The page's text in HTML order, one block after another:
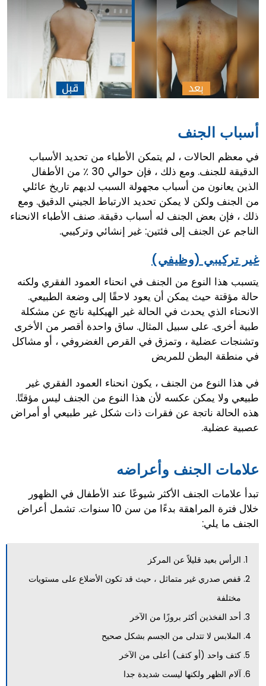
أسباب الجنف
في معظم الحالات ، لم يتمكن الأطباء من تحديد الأسباب
الدقيقة للجنف. ومع ذلك ، فإن حوالي 30 ٪ من الأطفال
الذين يعانون من أسباب مجهولة السبب لديهم تاريخ عائلي
من الجنف ولكن لا يمكن تحديد الارتباط الجيني الدقيق. ومع
ذلك ، فإن بعض الجنف له أسباب دقيقة. صنف الأطباء الانحناء
الناجم عن الجنف إلى فئتين: غير إنشائي وتركيبي.
غير تركيبي (وظيفي)
يتسبب هذا النوع من الجنف في انحناء العمود الفقري ولكنه
حالة مؤقتة حيث يمكن أن يعود لاحقًا إلى وضعة الطبيعي.
الانحناء الذي يحدث في الحالة غير الهيكلية ناتج عن مشكلة
طبية أخرى. على سبيل المثال. ساق واحدة أقصر من الأخرى
وتشنجات عضلية ، وتمزق في القرص الغضروفي ، أو مشاكل
في منطقة البطن للمريض
في هذا النوع من الجنف ، يكون انحناء العمود الفقري غير
طبيعي ولا يمكن عكسه لأن هذا النوع من الجنف ليس مؤقتًا.
هذه الحالة ناتجة عن فقرات ذات شكل غير طبيعي أو أمراض
عصبية عضلية.
علامات الجنف وأعراضه
تبدأ علامات الجنف الأكثر شيوعًا عند الأطفال في الظهور
خلال فترة المراهقة بدءًا من سن 10 سنوات. تشمل أعراض
الجنف ما يلي:
الرأس بعيد قليلاً عن المركز
قفص صدري غير متماثل ، حيث قد تكون الأضلاع على مستويات
مختلفة
أحد الفخذين أكثر بروزًا من الآخر
الملابس لا تتدلى من الجسم بشكل صحيح
كتف واحد (أو كتف) أعلى من الآخر
آلام الظهر ولكنها ليست شديدة جدا